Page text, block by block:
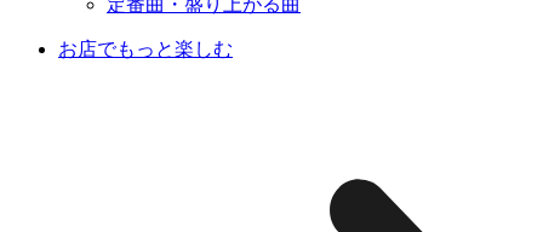
定番曲・盛り上がる曲
お店でもっと楽しむ